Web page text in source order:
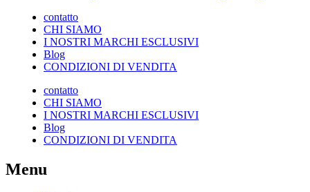
contatto
CHI SIAMO
I NOSTRI MARCHI ESCLUSIVI
Blog
CONDIZIONI DI VENDITA
contatto
CHI SIAMO
I NOSTRI MARCHI ESCLUSIVI
Blog
CONDIZIONI DI VENDITA
Menu